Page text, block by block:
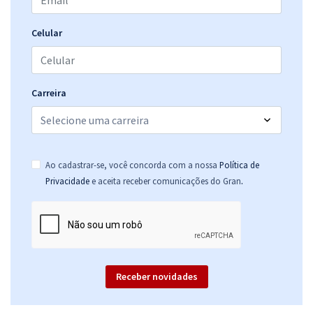
Celular
Carreira
Ao cadastrar-se, você concorda com a nossa Política de
Privacidade e aceita receber comunicações do Gran.
Receber novidades